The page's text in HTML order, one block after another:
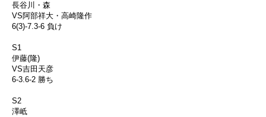
長谷川・森
VS阿部祥大・高崎隆作
6(3)-7.3-6 負け
S1
伊藤(隆)
VS吉田天彦
6-3.6-2 勝ち
S2
澤岻